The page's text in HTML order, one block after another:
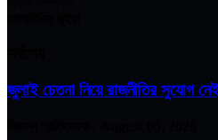
জুলাই চেতনা নিয়ে রাজনীতির সুযোগ নেই: